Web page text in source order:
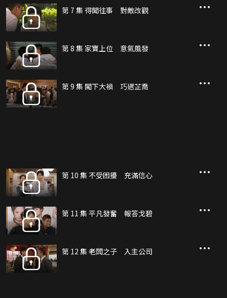
第 7 集 得聞往事 對敵改觀
第 8 集 家寶上位 意氣風發
第 9 集 闖下大禍 巧遇芷喬
第 10 集 不受困擾 充滿信心
第 11 集 平凡發奮 報答戈碧
第 12 集 老闆之子 入主公司